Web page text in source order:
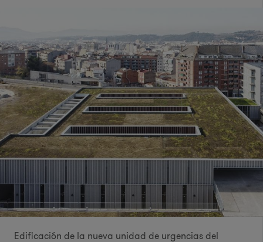
Edificación de la nueva unidad de urgencias del